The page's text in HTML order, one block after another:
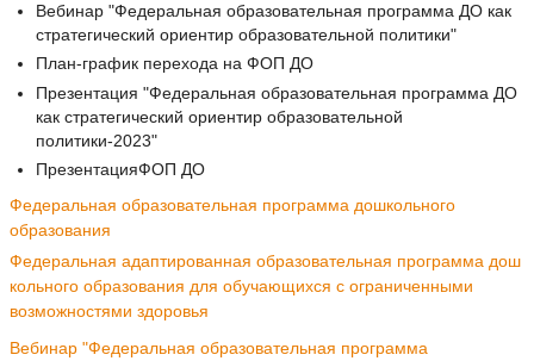
Вебинар "Федеральная образовательная программа ДО как
стратегический ориентир образовательной политики"
План-график перехода на ФОП ДО
Презентация "Федеральная образовательная программа ДО
как стратегический ориентир образовательной
политики-2023"
ПрезентацияФОП ДО
Федеральная образовательная программа дошкольного
образования
Федеральная адаптированная образовательная программа дош
кольного образования для обучающихся с ограниченными
возможностями здоровья
Вебинар "Федеральная образовательная программа